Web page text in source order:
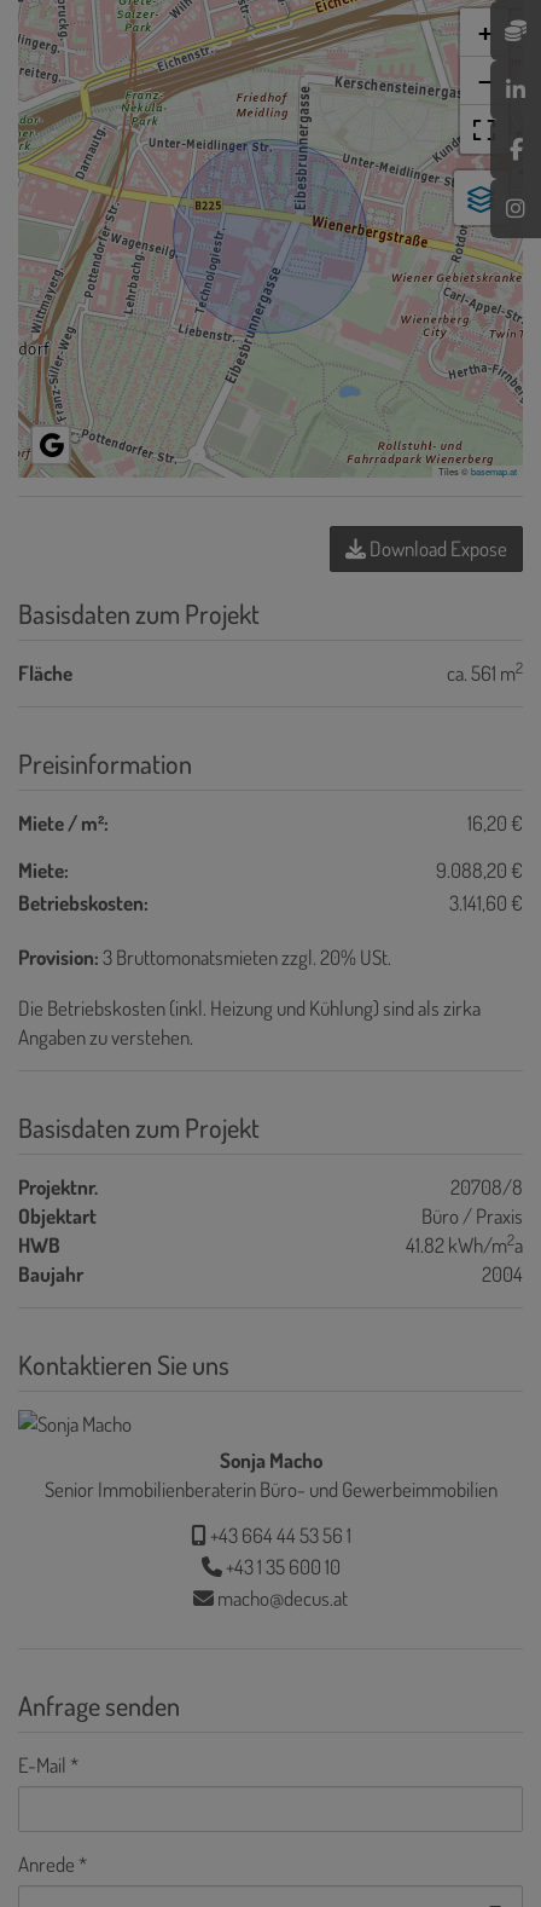
+
−
Tiles ©basemap.at
Download Expose
Basisdaten zum Projekt
Fläche ca. 561 m2
Preisinformation
Miete / m²:
16,20 €
Miete:
9.088,20 €
Betriebskosten:
3.141,60 €
Provision:3 Bruttomonatsmieten zzgl. 20% USt.
Die Betriebskosten (inkl. Heizung und Kühlung) sind als zirka
Angaben zu verstehen.
Basisdaten zum Projekt
Projektnr.
20708/8
Objektart
Büro / Praxis
HWB
41.82 kWh/m2a
Baujahr
2004
Kontaktieren Sie uns
Sonja Macho
Senior Immobilienberaterin Büro- und Gewerbeimmobilien
+43 664 44 53 56 1
+43 1 35 600 10
macho@decus.at
Anfrage senden
E-Mail
Anrede